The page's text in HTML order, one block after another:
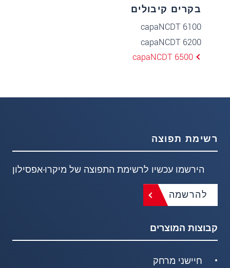
בקרים קיבולים
capaNCDT 6100
capaNCDT 6200
capaNCDT 6500
רשימת תפוצה
הירשמו עכשיו לרשימת התפוצה של מיקרו-אפסילון
להרשמה
קבוצות המוצרים
חיישני מרחק